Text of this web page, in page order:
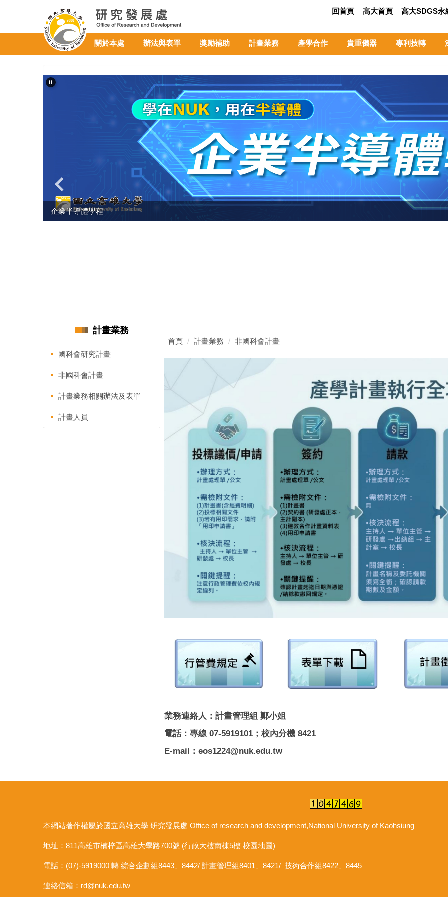
關於本處 辦法與表單 獎勵補助 計畫業務 產學合作 貴重儀器 專利技轉
回首頁 高大首頁 高大SDGS永
企業半導體學程
計畫業務
國科會研究計畫
非國科會計畫
計畫業務相關辦法及表單
計畫人員
首頁 計畫業務 非國科會計畫
業務連絡人：計畫管理組 鄭小姐
電話：專線 07-5919101；校內分機 8421
E-mail：eos1224@nuk.edu.tw
本網站著作權屬於國立高雄大學 研究發展處 Office of research and development,National University of Kaohsiung
地址：811高雄市楠梓區高雄大學路700號 (行政大樓南棟5樓 校園地圖)
電話：(07)-5919000 轉 綜合企劃組8443、8442/ 計畫管理組8401、8421/ 技術合作組8422、8445
連絡信箱： rd@nuk.edu.tw